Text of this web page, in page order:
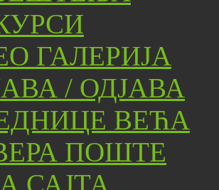
ГАЛЕРИЈА
/ ОДЈАВА
ВЕЋА
ПОШТЕ